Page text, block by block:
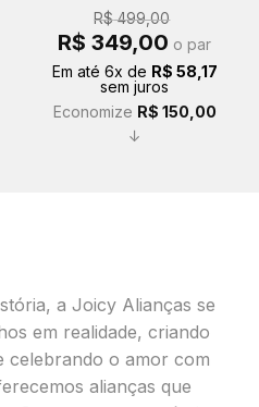
R$499,00
O
preço
era:
R$ 499,00.
R$ 349,00 preço
é:
o par
Em até 6x de R$ 58,17
sem juros
Economize R$ 150,00
↓
a Joicy Alianças se
em realidade, criando
celebrando o amor com
alianças que